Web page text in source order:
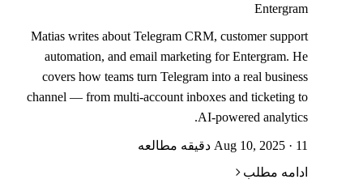
Entergram
Matias writes about Telegram CRM, customer support
automation, and email marketing for Entergram. He
covers how teams turn Telegram into a real business
channel — from multi-account inboxes and ticketing to
AI-powered analytics.
Aug 10, 2025 · 11 دقیقه مطالعه
ادامه مطلب